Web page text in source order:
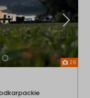
29